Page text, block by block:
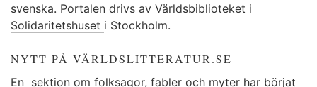
svenska. Portalen drivs av Världsbiblioteket i
Solidaritetshuset i Stockholm.
NYTT PÅ VÄRLDSLITTERATUR.SE
En sektion om folksagor, fabler och myter har börjat